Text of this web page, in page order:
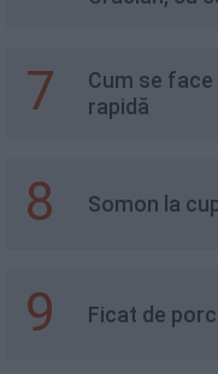
7
Cum se
rapidă
8 Somon la
9 Ficat de